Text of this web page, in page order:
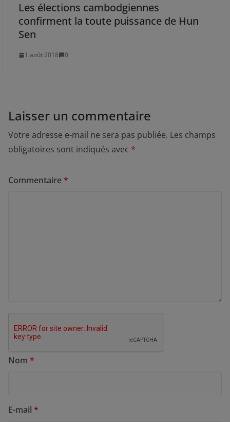
Les élections cambodgiennes
confirment la toute puissance de Hun
Sen
1 août 2018 0
Laisser un commentaire
Votre adresse e-mail ne sera pas publiée. Les champs
obligatoires sont indiqués avec *
Commentaire*
Nom *
E-mail *